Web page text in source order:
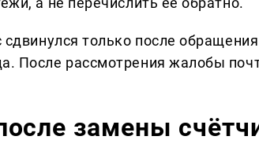
сдвинулся только после
После рассмотрения жалобы
замены